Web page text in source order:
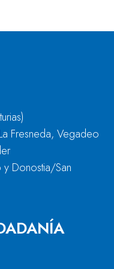
Fresneda, Vegadeo
y Donostia/San